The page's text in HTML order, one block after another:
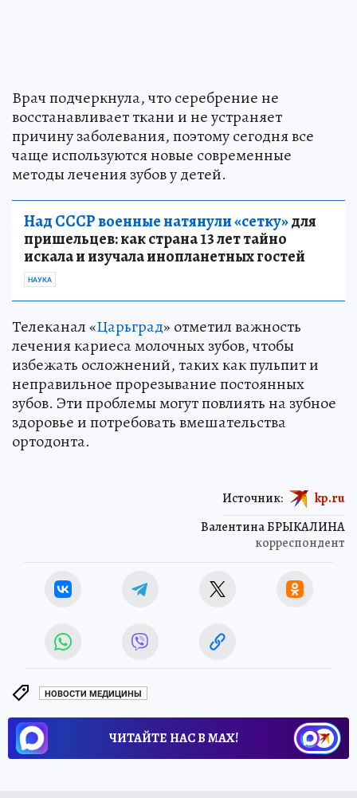
Врач подчеркнула, что серебрение не
восстанавливает ткани и не устраняет
причину заболевания, поэтому сегодня все
чаще используются новые современные
методы лечения зубов у детей.
Над СССР военные натянули «сетку»для
пришельцев: как страна 13 лет тайно
искала и изучала инопланетных гостей
НАУКА
Телеканал «Царьград» отметил важность
лечения кариеса молочных зубов, чтобы
избежать осложнений, таких как пульпит и
неправильное прорезывание постоянных
зубов. Эти проблемы могут повлиять на зубное
здоровье и потребовать вмешательства
ортодонта.
Валентина БРЫКАЛИНА
корреспондент
Источник: kp.ru
НОВОСТИ МЕДИЦИНЫ
ЧИТАЙТЕ НАС В МАХ!